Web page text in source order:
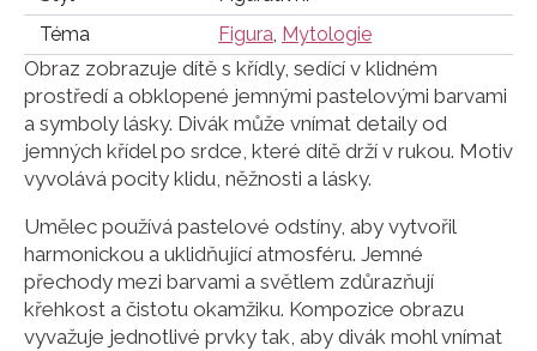
Téma
Figura, Mytologie
Obraz zobrazuje dítě s křídly, sedící v klidném
prostředí a obklopené jemnými pastelovými barvami
a symboly lásky. Divák může vnímat detaily od
jemných křídel po srdce, které dítě drží v rukou. Motiv
vyvolává pocity klidu, něžnosti a lásky.
Umělec používá pastelové odstíny, aby vytvořil
harmonickou a uklidňující atmosféru. Jemné
přechody mezi barvami a světlem zdůrazňují
křehkost a čistotu okamžiku. Kompozice obrazu
vyvažuje jednotlivé prvky tak, aby divák mohl vnímat